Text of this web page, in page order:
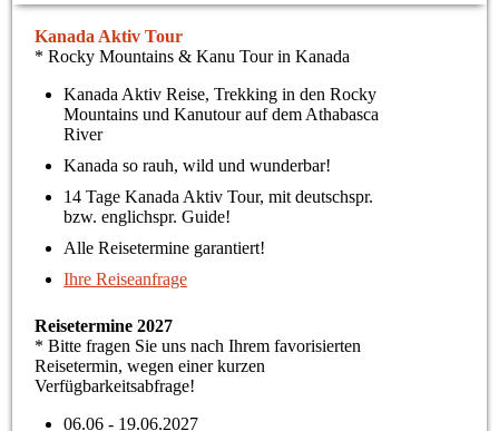
Kanada Aktiv Tour
* Rocky Mountains & Kanu Tour in Kanada
Kanada Aktiv Reise, Trekking in den Rocky
Mountains und Kanutour auf dem Athabasca
River
Kanada so rauh, wild und wunderbar!
14 Tage Kanada Aktiv Tour, mit deutschspr.
bzw. englichspr. Guide!
Alle Reisetermine garantiert!
Ihre Reiseanfrage
Reisetermine 2027
* Bitte fragen Sie uns nach Ihrem favorisierten
Reisetermin, wegen einer kurzen
Verfügbarkeitsabfrage!
06.06 - 19.06.2027